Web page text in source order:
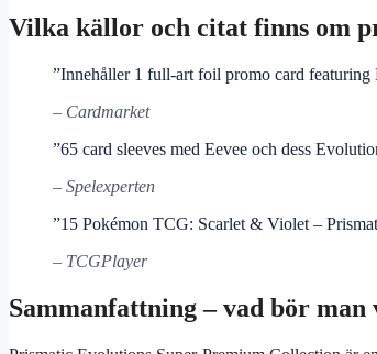
Vilka källor och citat finns om
”Innehåller 1 full‑art foil promo card featuring
– Cardmarket
”65 card sleeves med Eevee och dess
– Spelexperten
”15 Pokémon TCG: Scarlet & Violet –
– TCGPlayer
Sammanfattning – vad bör man